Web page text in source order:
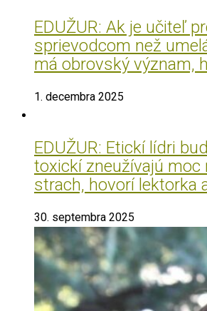
EDUŽUR: Ak je učiteľ
sprievodcom než
má obrovský význam,
1. decembra 2025
EDUŽUR: Etickí lídri
toxickí zneužívajú moc
strach, hovorí lektorka
30. septembra 2025